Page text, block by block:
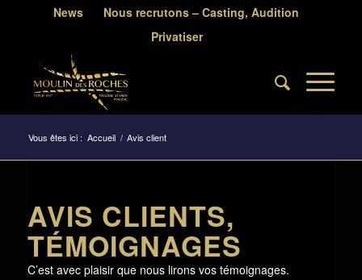
News
Nous recrutons – Casting, Audition
Privatiser
Vous êtes ici : Accueil / Avis client
AVIS CLIENTS,
TÉMOIGNAGES
C’est avec plaisir que nous lirons vos témoignages.